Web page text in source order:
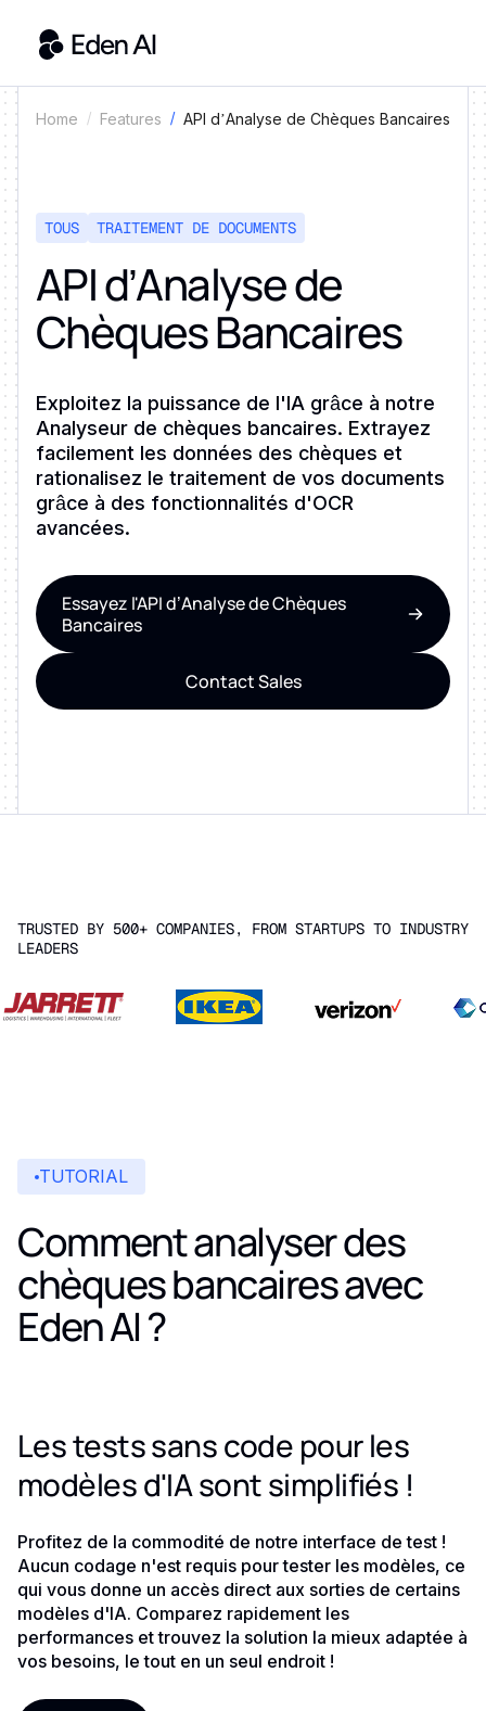
Home Features API d’Analyse de Chèques Bancaires
TOUS TRAITEMENT DE DOCUMENTS
API d’Analyse de
Chèques Bancaires
Exploitez la puissance de l'IA grâce à notre
Analyseur de chèques bancaires. Extrayez
facilement les données des chèques et
rationalisez le traitement de vos documents
grâce à des fonctionnalités d'OCR
avancées.
Essayez l'API d’Analyse de Chèques
Bancaires
Contact Sales
TRUSTED BY 500+ COMPANIES, FROM STARTUPS TO INDUSTRY
LEADERS
TUTORIAL
Comment analyser des
chèques bancaires avec
Eden AI ?
Les tests sans code pour les
modèles d'IA sont simplifiés !
Profitez de la commodité de notre interface de test !
Aucun codage n'est requis pour tester les modèles, ce
qui vous donne un accès direct aux sorties de certains
modèles d'IA. Comparez rapidement les
performances et trouvez la solution la mieux adaptée à
vos besoins, le tout en un seul endroit !